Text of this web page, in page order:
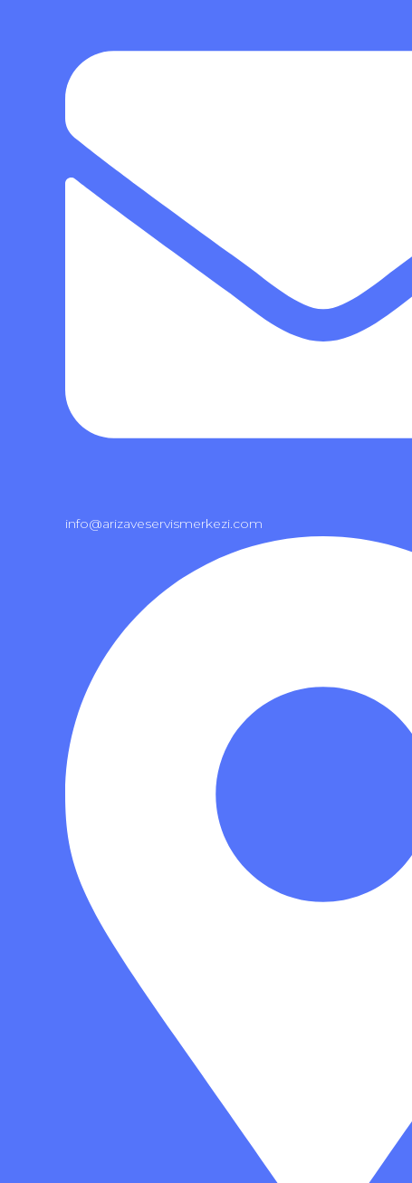
info@arizaveservismerkezi.com